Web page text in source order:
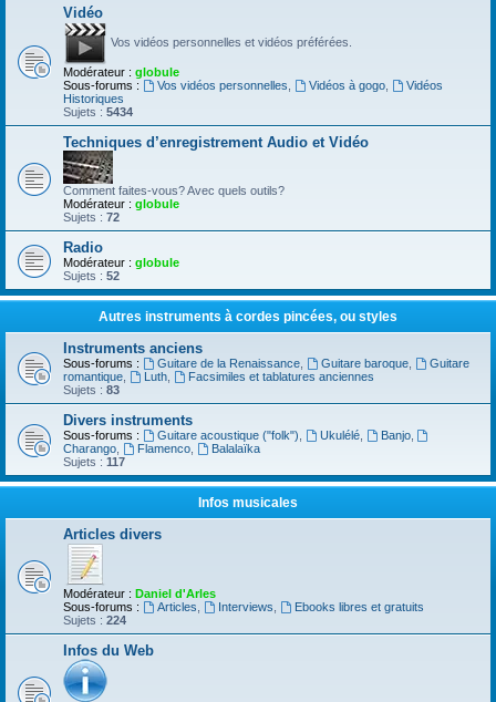
Vidéo
Vos vidéos personnelles et vidéos préférées.
Modérateur : globule
Sous-forums :
Vos vidéos personnelles Vidéos à gogo,
Vidéos
Historiques
Sujets : 5434
Techniques d’enregistrement Audio et Vidéo
Comment faites-vous? Avec quels outils?
Modérateur : globule
Sujets : 72
Radio
Modérateur : globule
Sujets : 52
Autres instruments à cordes pincées, ou styles
Instruments anciens
Sous-forums : Guitare de la Renaissance, Guitare baroque,
Guitare
romantique
Luth,
Facsimiles et tablatures anciennes
Sujets : 83
Divers instruments
Sous-forums : Guitare acoustique ("folk") Ukulélé, Banjo,
Charango
Flamenco,
Balalaïka
Sujets : 117
Infos musicales
Articles divers
Modérateur : Daniel d'Arles
Sous-forums :
Articles Interviews
Ebooks libres et gratuits
Sujets : 224
Infos du Web